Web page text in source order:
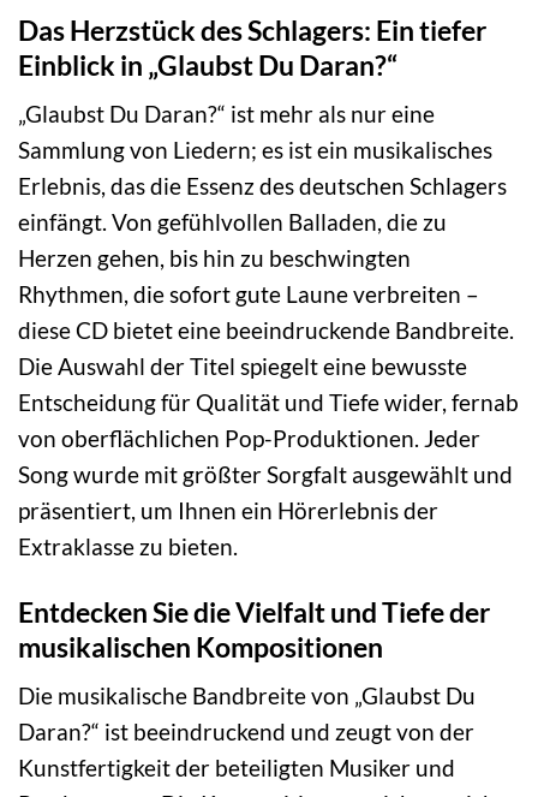
Das Herzstück des Schlagers: Ein tiefer
Einblick in „Glaubst Du Daran?“
„Glaubst Du Daran?“ ist mehr als nur eine
Sammlung von Liedern; es ist ein musikalisches
Erlebnis, das die Essenz des deutschen Schlagers
einfängt. Von gefühlvollen Balladen, die zu
Herzen gehen, bis hin zu beschwingten
Rhythmen, die sofort gute Laune verbreiten –
diese CD bietet eine beeindruckende Bandbreite.
Die Auswahl der Titel spiegelt eine bewusste
Entscheidung für Qualität und Tiefe wider, fernab
von oberflächlichen Pop-Produktionen. Jeder
Song wurde mit größter Sorgfalt ausgewählt und
präsentiert, um Ihnen ein Hörerlebnis der
Extraklasse zu bieten.
Entdecken Sie die Vielfalt und Tiefe der
musikalischen Kompositionen
Die musikalische Bandbreite von „Glaubst Du
Daran?“ ist beeindruckend und zeugt von der
Kunstfertigkeit der beteiligten Musiker und